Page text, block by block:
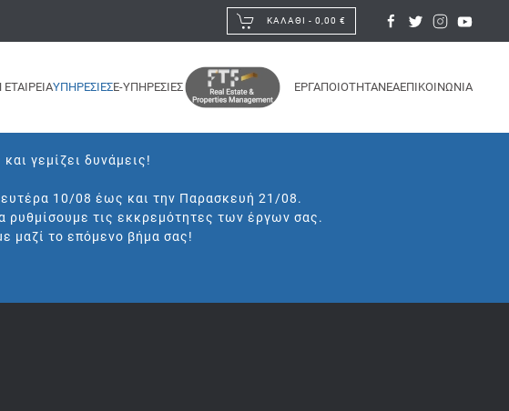
ΚΑΛΆΘΙ - 0,00 €
ΕΤΑΙΡΕΙΑΥΠΗΡΕΣΙΕΣE-ΥΠΗΡΕΣΙΕΣ ΕΡΓΑΠΟΙΟΤΗΤΑΝΕΑΕΠΙΚΟΙΝΩΝΙΑ
γεμίζει δυνάμεις!
10/08 έως και την Παρασκευή 21/08.
ρυθμίσουμε τις εκκρεμότητες των έργων σας.
μαζί το επόμενο βήμα σας!